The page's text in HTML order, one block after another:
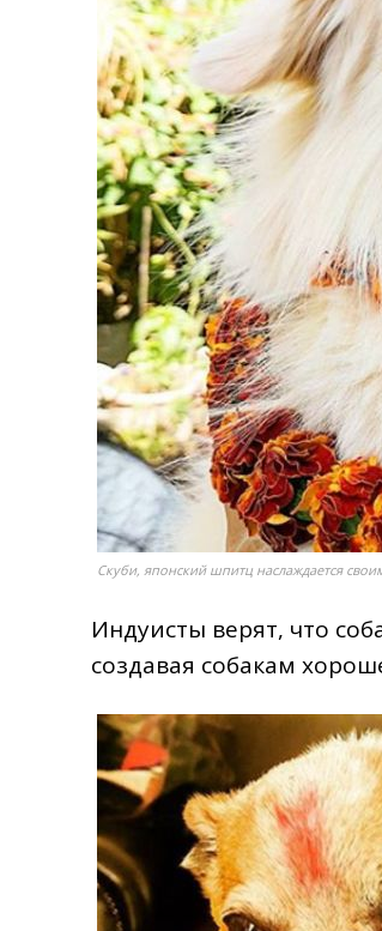
Скуби, японский шпитц наслаждается
Индуисты верят, что
создавая собакам